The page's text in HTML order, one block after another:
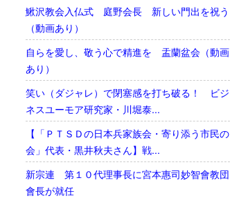
鰍沢教会入仏式 庭野会長 新しい門出を祝う
（動画あり）
自らを愛し、敬う心で精進を 盂蘭盆会（動画
あり）
笑い（ダジャレ）で閉塞感を打ち破る！ ビジ
ネスユーモア研究家・川堀泰...
【「ＰＴＳＤの日本兵家族会・寄り添う市民の
会」代表・黒井秋夫さん】戦...
新宗連 第１０代理事長に宮本惠司妙智會教団
會長が就任